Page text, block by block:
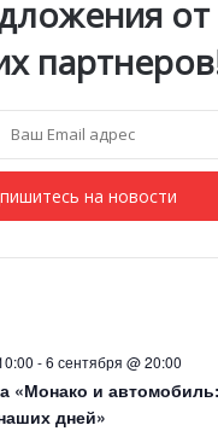
от
-6 сентября @ 20:00
«Монако и
дней»